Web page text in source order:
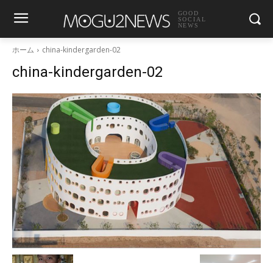
GOOD
SOCIAL
NEWS
ホーム china-kindergarden-02
china-kindergarden-02